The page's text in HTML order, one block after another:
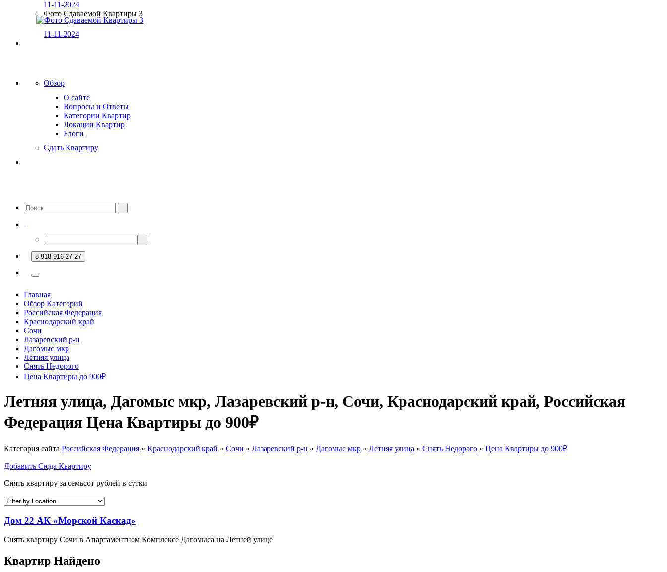
11-11-2024
Фото Сдаваемой Квартиры 3
11-11-2024
Обзор
О сайте
Вопросы и Ответы
Категории Квартир
Локации Квартир
Блоги
Сдать Квартиру
8-918-916-27-27
Главная
Обзор Категорий
Российская Федерация
Краснодарский край
Сочи
Лазаревский р-н
Дагомыс мкр
Летняя улица
Снять Недорого
Цена Квартиры до 900₽
Летняя улица, Дагомыс мкр, Лазаревский р-н, Сочи, Краснодарский край, Российская
Федерация Цена Квартиры до 900₽
Категория сайта Российская Федерация » Краснодарский край » Сочи » Лазаревский р-н » Дагомыс мкр » Летняя улица » Снять Недорого » Цена Квартиры до 900₽
Добавить Сюда Квартиру
Снять квартиру за семьсот рублей в сутки
Дом 22 АК «Морской Каскад»
Снять квартиру Сочи в Апартаментном Комплексе Дагомыса на Летней улице
Квартир Найдено